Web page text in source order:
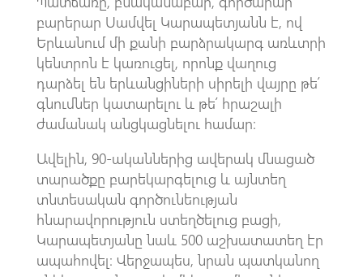
բարերար Սամվել Կարապետյանն է, ով
Երևանում մի քանի բարձրակարգ առևտրի
կենտրոն է կառուցել, որոնք վաղուց
դարձել են երևանցիների սիրելի վայրը թե՛
գնումներ կատարելու և թե՛ հրաշալի
ժամանակ անցկացնելու համար։
Ավելին, 90-ականներից ավերակ մնացած
տարածքը բարեկարգելուց և այնտեղ
տնտեսական գործունեության
հնարավորություն ստեղծելուց բացի,
Կարապետյանը նաև 500 աշխատատեղ էր
ապահովել։ Վերջապես, նրան պատկանող